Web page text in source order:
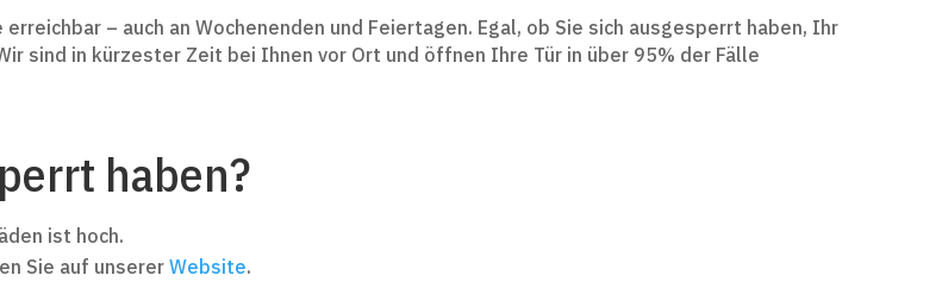
– auch an Wochenenden und Feiertagen. Egal, ob Sie sich ausgesperrt haben, Ihr
sind in kürzester Zeit bei Ihnen vor Ort und öffnen Ihre Tür in über 95% der Fälle
haben?
ist hoch.
Sie auf unserer Website.